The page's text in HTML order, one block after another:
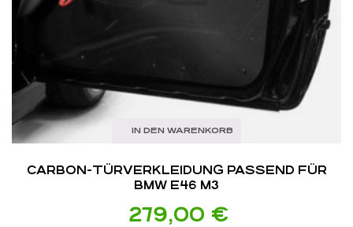
IN DEN WARENKORB
CARBON-TÜRVERKLEIDUNG PASSEND FÜR
BMW E46 M3
279,00 €